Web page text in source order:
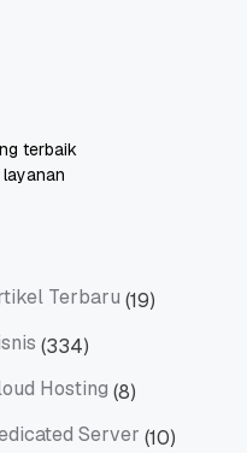
terbaik
Terbaru (19)
(334)
Hosting (8)
Server (10)